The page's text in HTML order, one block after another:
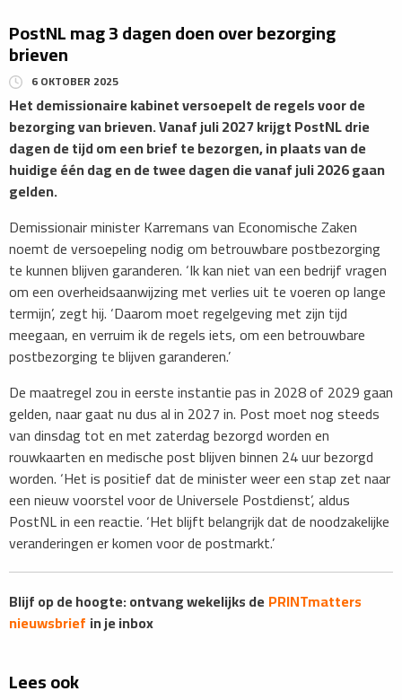
PostNL mag 3 dagen doen over bezorging
brieven
6 OKTOBER 2025
​Het demissionaire kabinet versoepelt de regels voor de
bezorging van brieven. Vanaf juli 2027 krijgt PostNL drie
dagen de tijd om een brief te bezorgen, in plaats van de
huidige één dag en de twee dagen die vanaf juli 2026 gaan
gelden.
Demissionair minister Karremans van Economische Zaken
noemt de versoepeling nodig om betrouwbare postbezorging
te kunnen blijven garanderen. ‘Ik kan niet van een bedrijf vragen
om een overheidsaanwijzing met verlies uit te voeren op lange
termijn’, zegt hij. ‘Daarom moet regelgeving met zijn tijd
meegaan, en verruim ik de regels iets, om een betrouwbare
postbezorging te blijven garanderen.’
De maatregel zou in eerste instantie pas in 2028 of 2029 gaan
gelden, naar gaat nu dus al in 2027 in. Post moet nog steeds
van dinsdag tot en met zaterdag bezorgd worden en
rouwkaarten en medische post blijven binnen 24 uur bezorgd
worden. ‘Het is positief dat de minister weer een stap zet naar
een nieuw voorstel voor de Universele Postdienst’, aldus
PostNL in een reactie. ‘Het blijft belangrijk dat de noodzakelijke
veranderingen er komen voor de postmarkt.’
​​​​​Blijf op de hoogte: ontvang wekelijks dePRINTmatters
nieuwsbrief in je inbox
Lees ook